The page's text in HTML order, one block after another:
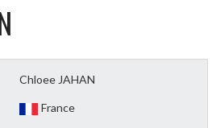
Chloee JAHAN
France